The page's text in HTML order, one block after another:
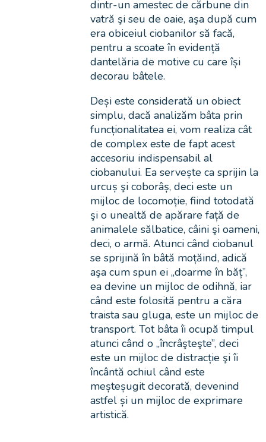
dintr-un amestec de cărbune din
vatră şi seu de oaie, aşa după cum
era obiceiul ciobanilor să facă,
pentru a scoate în evidență
dantelăria de motive cu care își
decorau bâtele.
Deși este considerată un obiect
simplu, dacă analizăm bâta prin
funcționalitatea ei, vom realiza cât
de complex este de fapt acest
accesoriu indispensabil al
ciobanului. Ea servește ca sprijin la
urcuș şi coborâș, deci este un
mijloc de locomoție, fiind totodată
şi o unealtă de apărare față de
animalele sălbatice, câini şi oameni,
deci, o armă. Atunci când ciobanul
se sprijină în bâtă moțăind, adică
aşa cum spun ei „doarme în băț”,
ea devine un mijloc de odihnă, iar
când este folosită pentru a căra
traista sau gluga, este un mijloc de
transport. Tot bâta îi ocupă timpul
atunci când o „încrâşteşte”, deci
este un mijloc de distracție şi îi
încântă ochiul când este
meșteșugit decorată, devenind
astfel și un mijloc de exprimare
artistică.